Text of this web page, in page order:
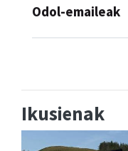
Odol-emaileak
Ikusienak